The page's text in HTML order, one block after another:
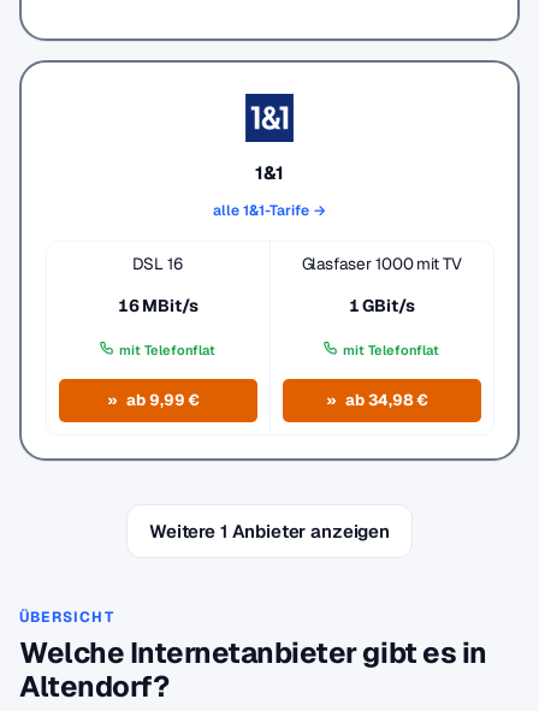
1&1
alle 1&1-Tarife →
DSL 16
16 MBit/s
mit Telefonflat
ab 9,99 €
Glasfaser 1000 mit TV
1 GBit/s
mit Telefonflat
ab 34,98 €
Weitere 1 Anbieter anzeigen
ÜBERSICHT
Welche Internetanbieter gibt es in
Altendorf?